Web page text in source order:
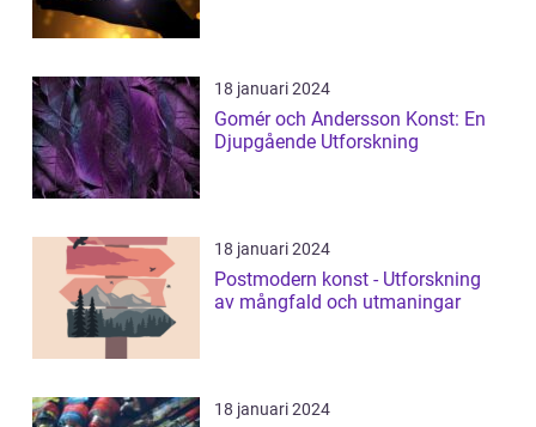
18 januari 2024
Gomér och Andersson Konst: En
Djupgående Utforskning
18 januari 2024
Postmodern konst - Utforskning
av mångfald och utmaningar
18 januari 2024